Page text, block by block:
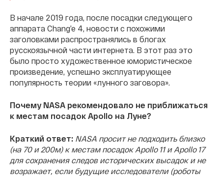
В начале 2019 года, после посадки следующего
аппарата Chang’e 4, новости с похожими
заголовками распространялись в блогах
русскоязычной части интернета. В этот раз это
было просто художественное юмористическое
произведение, успешно эксплуатирующее
популярность теории «лунного заговора».
Почему NASA рекомендовало не приближаться
к местам посадок Apollo на Луне?
Краткий ответ: NASA просит не подходить близко
(на 70 и 200м) к местам посадок Apollo 11 и Apollo 17
для сохранения следов исторических высадок и не
возражает, если будущие исследователи (роботы